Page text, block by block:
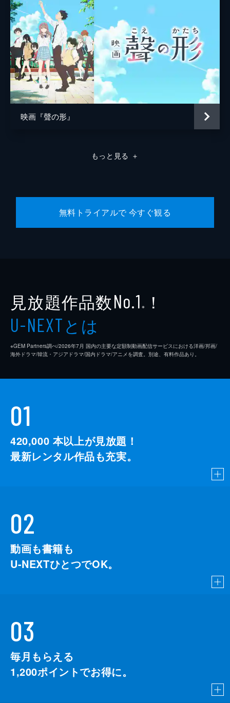
映画『聲の形』
もっと見る ＋
無料トライアルで 今すぐ観る
見放題作品数No.1 ※ ！
U-NEXTとは
※GEM Partners調べ/2026年7⽉ 国内の主要な定額制動画配信サービスにおける洋画/邦画/
海外ドラマ/韓流・アジアドラマ/国内ドラマ/アニメを調査。別途、有料作品あり。
01
420,000 本以上が見放題！
最新レンタル作品も充実。
02
動画も書籍も
U-NEXTひとつでOK。
03
毎月もらえる
1,200ポイントでお得に。